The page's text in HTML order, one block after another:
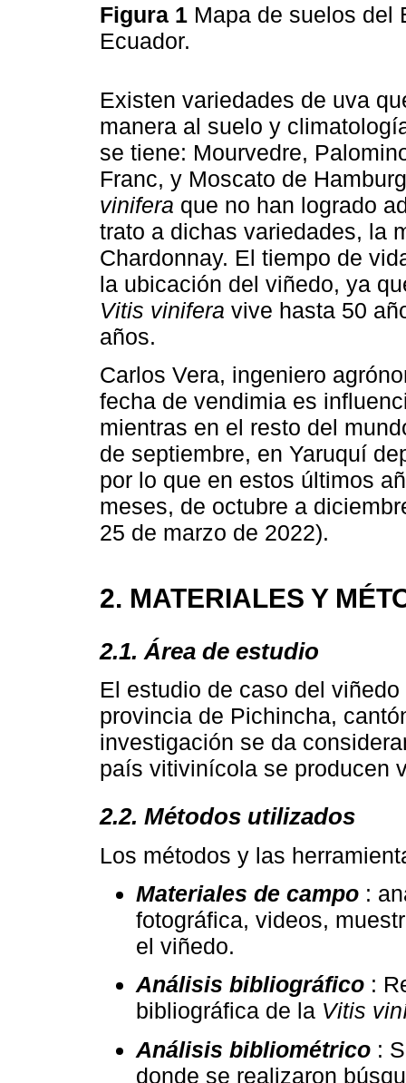
Figura 1 Mapa de suelos del
Ecuador.
Existen variedades de uva
manera al suelo y
se tiene: Mourvedre,
Franc, y Moscato de
vinifera que no han logrado
trato a dichas variedades, la
Chardonnay. El tiempo de
la ubicación del viñedo, ya
Vitis vinifera vive hasta 50
años.
Carlos Vera, ingeniero
fecha de vendimia es
mientras en el resto del
de septiembre, en Yaruquí
por lo que en estos últimos
meses, de octubre a
25 de marzo de 2022).
2. MATERIALES Y
2.1. Área de estudio
El estudio de caso del
provincia de Pichincha,
investigación se da
país vitivinícola se producen
2.2. Métodos utilizados
Los métodos y las
Materiales de campo :
fotográfica, videos,
el viñedo.
Análisis bibliográfico :
bibliográfica de la Vitis
Análisis bibliométrico :
donde se realizaron